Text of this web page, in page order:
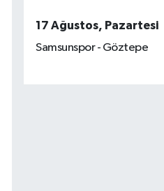
17 Ağustos, Pazartesi
Samsunspor - Göztepe